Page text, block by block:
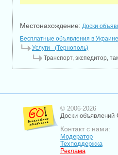
Местонахождение: Доски
Бесплатные объявления в Украине
Услуги - (Тернополь)
Транспорт, экспедитор,
© 2006-2026
Доски объявлений
Контакт с нами:
Модератор
Техподдержка
Реклама